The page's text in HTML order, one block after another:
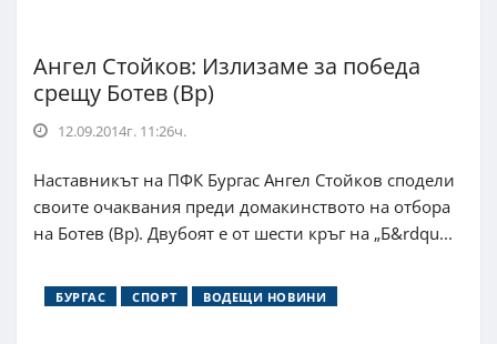
Ангел Стойков: Излизаме за победа
срещу Ботев (Вр)
12.09.2014г. 11:26ч.
Наставникът на ПФК Бургас Ангел Стойков сподели
своите очаквания преди домакинството на отбора
на Ботев (Вр). Двубоят е от шести кръг на „Б&rdqu...
БУРГАС СПОРТ ВОДЕЩИ НОВИНИ